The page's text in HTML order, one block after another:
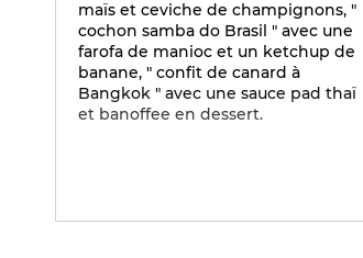
maïs et ceviche de champignons, "
cochon samba do Brasil " avec une
farofa de manioc et un ketchup de
banane, " confit de canard à
Bangkok " avec une sauce pad thaï
et banoffee en dessert.